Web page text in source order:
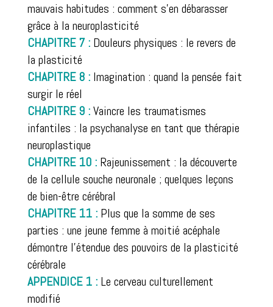
mauvais habitudes : comment s’en débarasser
grâce à la neuroplasticité
CHAPITRE 7 : Douleurs physiques : le revers de
la plasticité
CHAPITRE 8 : Imagination : quand la pensée fait
surgir le réel
CHAPITRE 9 :Vaincre les traumatismes
infantiles : la psychanalyse en tant que thérapie
neuroplastique
CHAPITRE 10 :Rajeunissement : la découverte
de la cellule souche neuronale ; quelques leçons
de bien-être cérébral
CHAPITRE 11 : Plus que la somme de ses
parties : une jeune femme à moitié acéphale
démontre l’étendue des pouvoirs de la plasticité
cérébrale
APPENDICE 1 : Le cerveau culturellement
modifié